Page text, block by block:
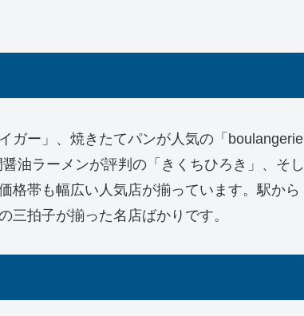
ガー」、焼きたてパンが人気の「boulangerie
油ラーメンが評判の「きくちひろき」、そし
格帯も幅広い人気店が揃っています。駅から
三拍子が揃った名店ばかりです。